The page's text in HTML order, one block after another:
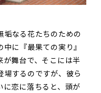
垢なる花たちのための
に『最果ての実り』
が舞台で、そこには半
するのですが、彼ら
に恋に落ちると、頭が